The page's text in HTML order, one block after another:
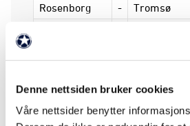
Denne nettsiden bruker cookies
Våre nettsider benytter
Rosenborg
- Tromsø
Viking
Bodø/Glimt